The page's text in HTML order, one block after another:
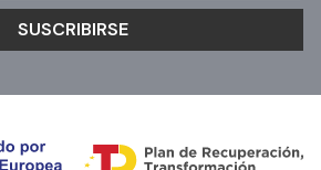
SUSCRIBIRSE